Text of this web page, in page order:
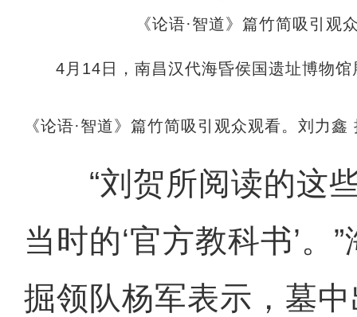
4月14日，南昌汉代海昏侯国遗址博物
《论语·智道》篇竹简吸引观众观看。刘力鑫
“刘贺所阅读的这些
当时的‘官方教科书’。
掘领队杨军表示，墓